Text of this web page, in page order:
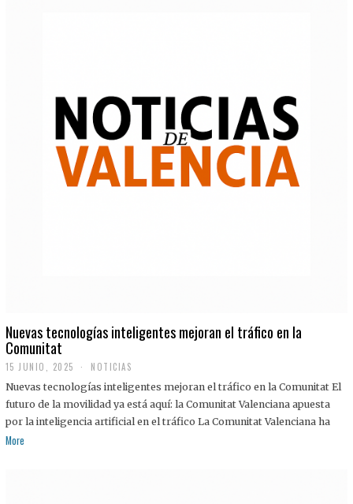
Nuevas tecnologías inteligentes mejoran el tráfico en la
Comunitat
15 JUNIO, 2025 NOTICIAS
Nuevas tecnologías inteligentes mejoran el tráfico en la Comunitat El
futuro de la movilidad ya está aquí: la Comunitat Valenciana apuesta
por la inteligencia artificial en el tráfico La Comunitat Valenciana ha
More